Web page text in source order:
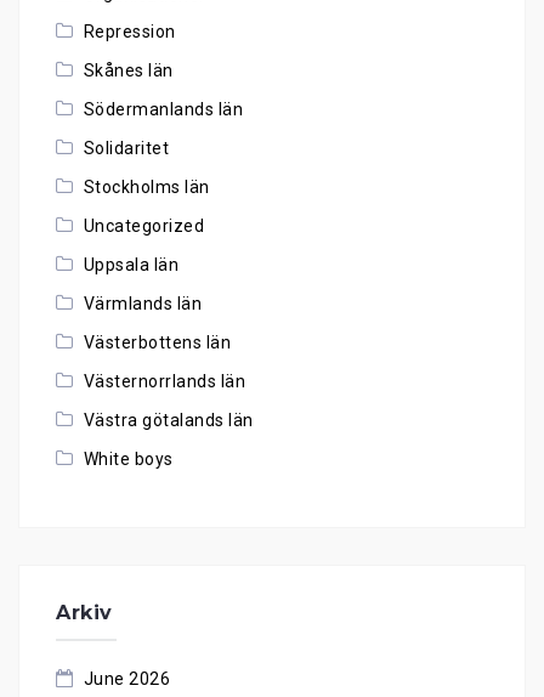
Repression
Skånes län
Södermanlands län
Solidaritet
Stockholms län
Uncategorized
Uppsala län
Värmlands län
Västerbottens län
Västernorrlands län
Västra götalands län
White boys
Arkiv
June 2026